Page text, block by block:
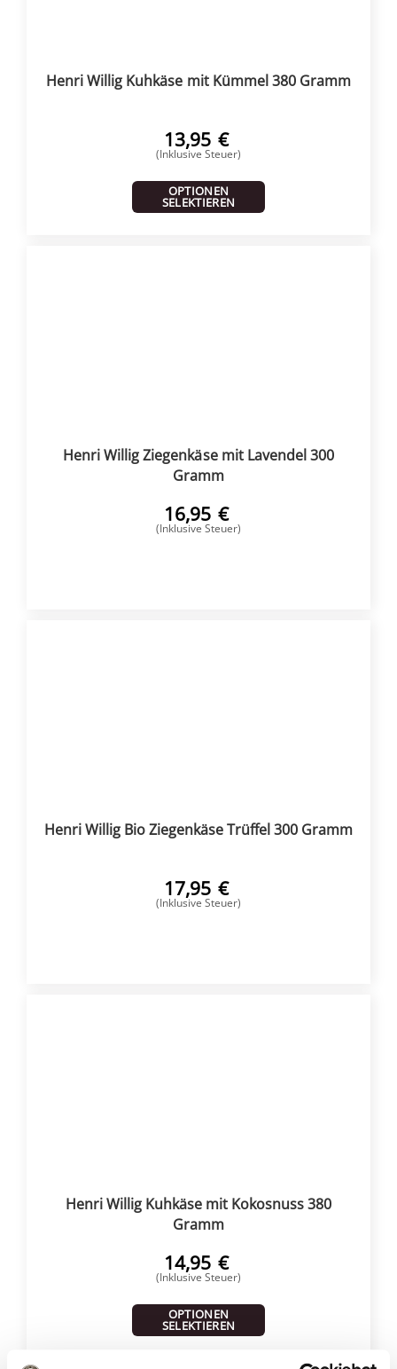
Henri Willig Kuhkäse mit Kümmel 380 Gramm
13,95 €
(Inklusive Steuer)
OPTIONEN
SELEKTIEREN
Henri Willig Ziegenkäse mit Lavendel 300
Gramm
16,95 €
(Inklusive Steuer)
Henri Willig Bio Ziegenkäse Trüffel 300 Gramm
17,95 €
(Inklusive Steuer)
Henri Willig Kuhkäse mit Kokosnuss 380
Gramm
14,95 €
(Inklusive Steuer)
OPTIONEN
SELEKTIEREN